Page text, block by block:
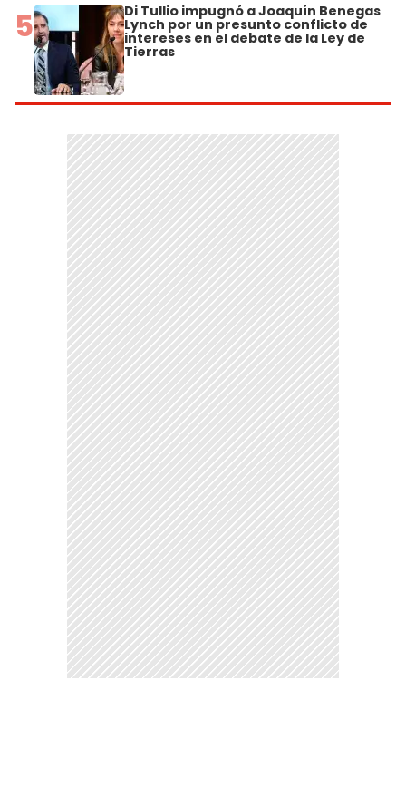
5 Di Tullio impugnó a Joaquín Benegas
Lynch por un presunto conflicto de
intereses en el debate de la Ley de
Tierras